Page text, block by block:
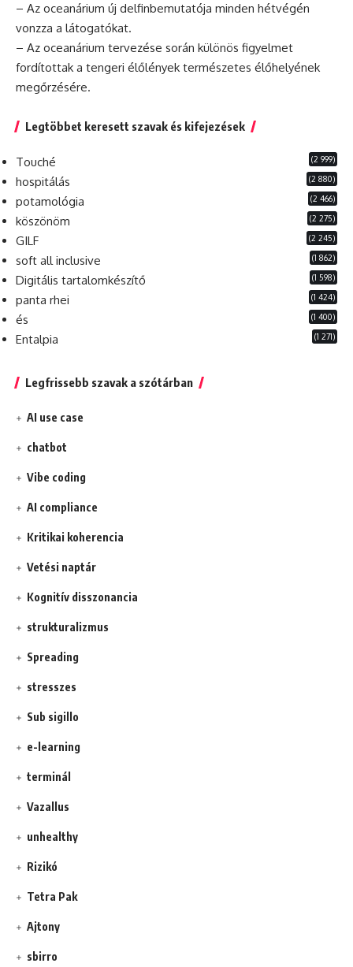
– Az oceanárium új delfinbemutatója minden hétvégén
vonzza a látogatókat.
– Az oceanárium tervezése során különös figyelmet
fordítottak a tengeri élőlények természetes élőhelyének
megőrzésére.
Legtöbbet keresett szavak és kifejezések
Touché (2 999)
hospitálás (2 880)
potamológia (2 466)
köszönöm (2 275)
GILF (2 245)
soft all inclusive (1 862)
Digitális tartalomkészítő (1 598)
panta rhei (1 424)
és (1 400)
Entalpia (1 271)
Legfrissebb szavak a szótárban
AI use case
chatbot
Vibe coding
AI compliance
Kritikai koherencia
Vetési naptár
Kognitív disszonancia
strukturalizmus
Spreading
stresszes
Sub sigillo
e-learning
terminál
Vazallus
unhealthy
Rizikó
Tetra Pak
Ajtony
sbirro